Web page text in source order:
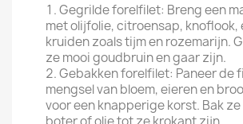
Gegrilde forelfilet: Breng een
met olijfolie, citroensap, knoflook,
kruiden zoals tijm en rozemarijn.
ze mooi goudbruin en gaar zijn.
Gebakken forelfilet: Paneer de
mengsel van bloem, eieren en
voor een knapperige korst. Bak